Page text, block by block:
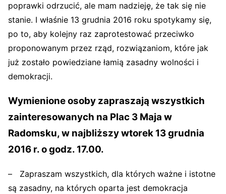
poprawki odrzucić, ale mam nadzieję, że tak się nie
stanie. I właśnie 13 grudnia 2016 roku spotykamy się,
po to, aby kolejny raz zaprotestować przeciwko
proponowanym przez rząd, rozwiązaniom, które jak
już zostało powiedziane łamią zasadny wolności i
demokracji.
Wymienione osoby zapraszają wszystkich
zainteresowanych na Plac 3 Maja w
Radomsku, w najbliższy wtorek 13 grudnia
2016 r. o godz. 17.00.
– Zapraszam wszystkich, dla których ważne i istotne
są zasadny, na których oparta jest demokracja